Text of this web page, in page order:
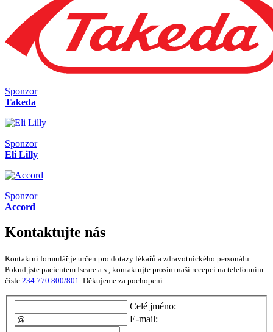
Sponzor
Takeda
Sponzor
Eli Lilly
Sponzor
Accord
Kontaktujte nás
Kontaktní formulář je určen pro dotazy lékařů a zdravotnického personálu.
Pokud jste pacientem Iscare a.s., kontaktujte prosím naší recepci na telefonním
čísle 234 770 800/801. Děkujeme za pochopení
Celé jméno:
E-mail: